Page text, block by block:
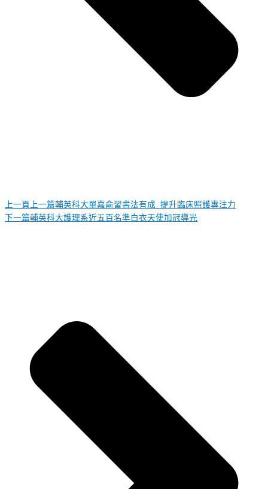
上一頁 上一篇輔英科大單嘉俞習書法有成 提升臨床照護專注力
下一篇輔英科大護理系近五百名準白衣天使加冠導光